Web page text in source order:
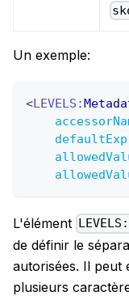
Un exemple:
<LEVELS:
L'élément
de définir le
autorisées. Il peut
plusieurs